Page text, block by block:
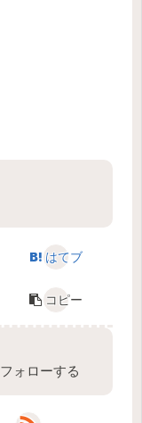
はてブ
コピー
ォローする